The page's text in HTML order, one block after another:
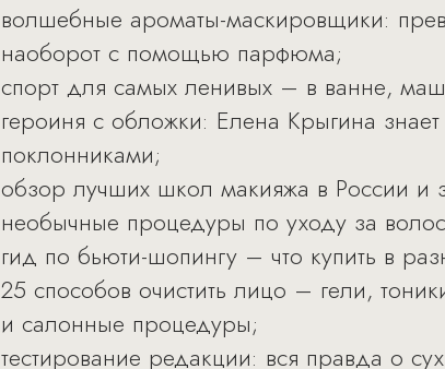
волшебные ароматы-маскировщики:
наоборот с помощью парфюма;
спорт для самых ленивых – в ванне,
героиня с обложки: Елена Крыгина
поклонниками;
обзор лучших школ макияжа в России и
необычные процедуры по уходу за
гид по бьюти-шопингу – что купить в
25 способов очистить лицо – гели,
и салонные процедуры;
тестирование редакции: вся правда о